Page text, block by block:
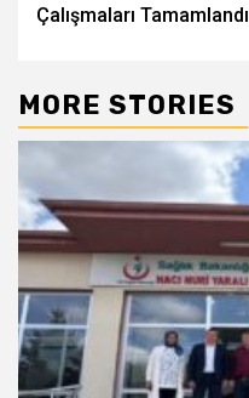
Çalışmaları Tamamlandı
MORE STORIES